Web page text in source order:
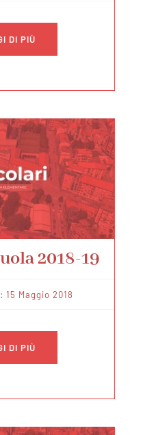
DI PIÙ
2018-19
15 Maggio 2018
DI PIÙ